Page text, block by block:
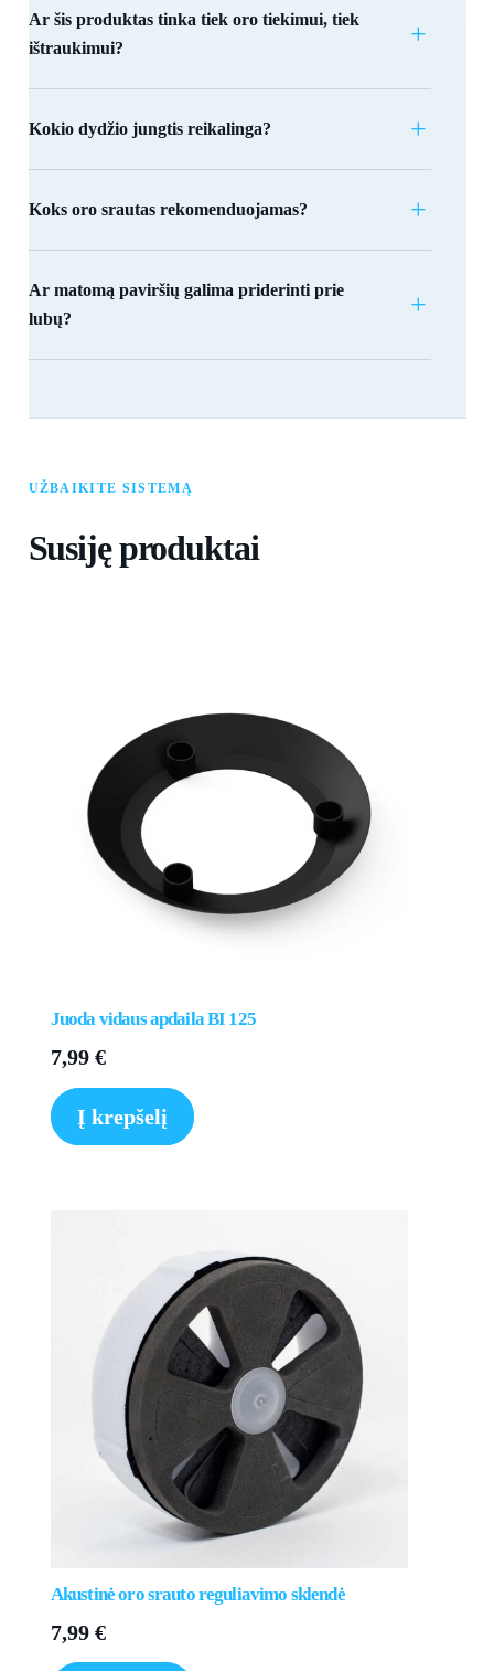
Ar šis produktas tinka tiek oro tiekimui, tiek
ištraukimui?
Kokio dydžio jungtis reikalinga?
Koks oro srautas rekomenduojamas?
Ar matomą paviršių galima priderinti prie
lubų?
UŽBAIKITE SISTEMĄ
Susiję produktai
Juoda vidaus apdaila BI 125
7,99 €
Į krepšelį
Akustinė oro srauto reguliavimo sklendė
7,99 €